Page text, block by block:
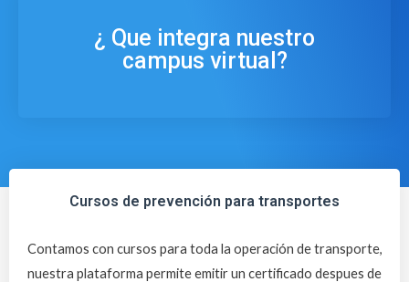
¿ Que integra nuestro
campus virtual?
Cursos de prevención para transportes
Contamos con cursos para toda la operación de transporte,
nuestra plataforma permite emitir un certificado despues de